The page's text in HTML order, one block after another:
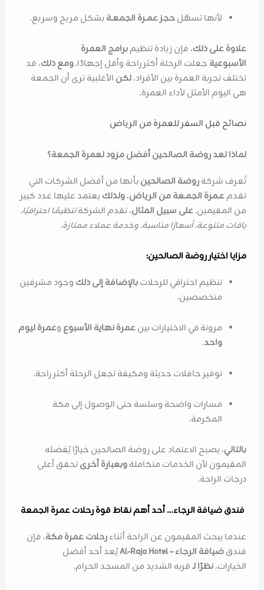
لأنها تسهّلحجز عمـرة الجمعـة بشكل مريح وسريع.
علاوة على ذلك، فإن زيادة تنظيمبرامج العمرة
الأسبوعية جعلت الرحلة أكثر راحة وأقل إجهادًا.ومع ذلك، قد
تختلف تجربة العمرة بين الأفراد،لكن الأغلبية ترى أن الجمعة
هي اليوم الأمثل لأداء العمرة.
نصائح قبل السفر للعمرة من الرياض
لماذا تعد روضة الصالحين أفضل مزود لعمرة الجمعة؟
تُعرف شركةروضة الصالحين بأنها من أفضل الشركات التي
تقدمعـمرة الجمـعة من الرياض،ولذلك يعتمد عليها عدد كبير
من المقيمين.على سبيل المثال، تقدم الشركةتنظيمًا احترافيًا،
باقات متنوعة، أسعارًا مناسبة، وخدمة عملاء ممتازة.
مزايا اختيار روضة الصالحين:
تنظيم احترافي للرحلاتبالإضافة إلى ذلك وجود مشرفين
متخصصين.
مرونة في الاختيارات بينعمرة نهاية الأسبوع وعمرة ليوم
واحد.
توفير حافلات حديثة ومكيفة تجعل الرحلة أكثر راحة.
مسارات واضحة وسلسة حتى الوصول إلى مكة
المكرمة.
بالتالي، يصبح الاعتماد على روضة الصالحين خيارًا يُفضله
المقيمون لأن الخدمات متكاملةوبعبارة أخرىتحقق أعلى
درجات الراحة.
فندق ضيافة الرجاء… أحد أهم نقاط قوة رحلات عمرة الجمعة
عندما يبحث المقيمون عن الراحة أثناءرحلات عمرة مكة، فإن
فندقضيافة الرجاء – Al-Raja Hotel
يُعد أحد أفضل
الخيارات،نظرًا لـقربه الشديد من المسجد الحرام.